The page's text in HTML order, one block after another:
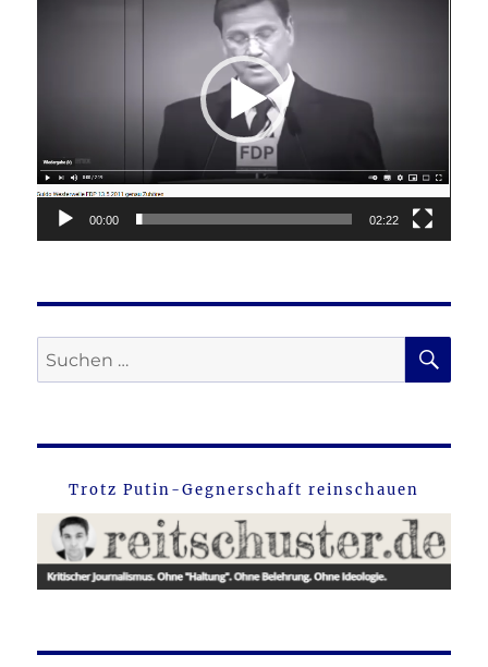
00:00 02:22
Suche
nach:
Trotz Putin-Gegnerschaft reinschauen